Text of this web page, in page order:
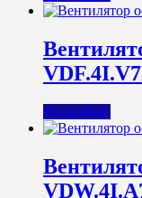
Подробнее